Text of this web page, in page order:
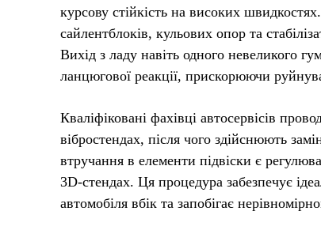
курсову стійкість на високих
сайлентблоків, кульових опор та
Вихід з ладу навіть одного невеликого
ланцюгової реакції, прискорюючи
Кваліфіковані фахівці автосервісів
вібростендах, після чого здійснюють
втручання в елементи підвіски є
3D-стендах. Ця процедура забезпечує
автомобіля вбік та запобігає